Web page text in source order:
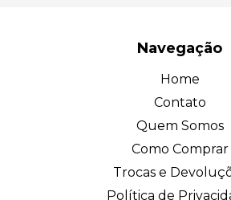
Navegação
Home
Contato
Quem Somos
Como Comprar
Trocas e
Política de